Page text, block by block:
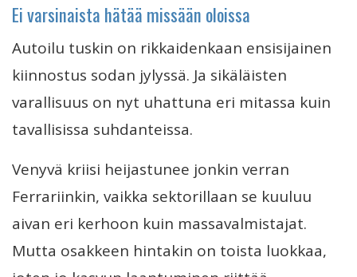
Ei varsinaista hätää missään oloissa
Autoilu tuskin on rikkaidenkaan ensisijainen
kiinnostus sodan jylyssä. Ja sikäläisten
varallisuus on nyt uhattuna eri mitassa kuin
tavallisissa suhdanteissa.
Venyvä kriisi heijastunee jonkin verran
Ferrariinkin, vaikka sektorillaan se kuuluu
aivan eri kerhoon kuin massavalmistajat.
Mutta osakkeen hintakin on toista luokkaa,